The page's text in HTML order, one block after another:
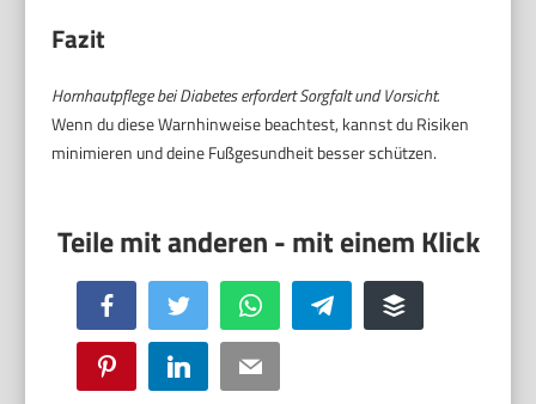
Fazit
Hornhautpflege bei Diabetes erfordert Sorgfalt und Vorsicht.
Wenn du diese Warnhinweise beachtest, kannst du Risiken
minimieren und deine Fußgesundheit besser schützen.
Facebook Twitter WhatsApp Telegram Buffer
Pinterest LinkedIn Email